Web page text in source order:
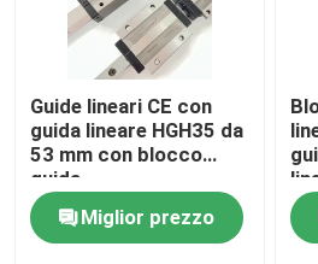
Guide lineari CE con
guida lineare HGH35 da
53 mm con blocco
guida
Miglior prezzo